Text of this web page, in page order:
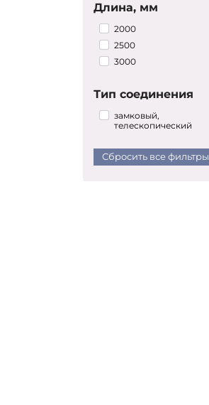
Длина, мм
2000
2500
3000
Тип соединения
замковый,
телескопический
Сбросить все фильтры